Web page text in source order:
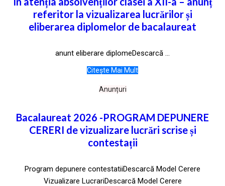
referitor la vizualizarea lucrărilor și
eliberarea diplomelor de bacalaureat
anunt eliberare diplomeDescarcă ...
Citește Mai Mult
Anunțuri
Bacalaureat 2026 -PROGRAM DEPUNERE
CERERI de vizualizare lucrări scrise și
contestații
Program depunere contestatiiDescarcă Model Cerere
Vizualizare LucrariDescarcă Model Cerere